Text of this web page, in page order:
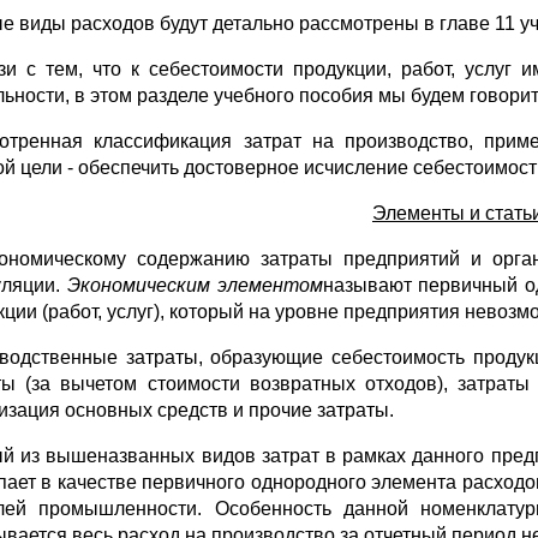
виды расходов будут детально рассмотрены в главе 11
с тем, что к себестоимости продукции, работ,
в этом разделе учебного пособия мы будем
классификация затрат на производство,
цели - обеспечить достоверное исчисление
Элементы и
содержанию затраты предприятий и
Экономическим элементомназывают первичный
(работ, услуг), который на уровне предприятия
затраты, образующие себестоимость
(за вычетом стоимости возвратных отходов),
основных средств и прочие затраты.
из вышеназванных видов затрат в рамках данного
в качестве первичного однородного элемента
промышленности. Особенность данной